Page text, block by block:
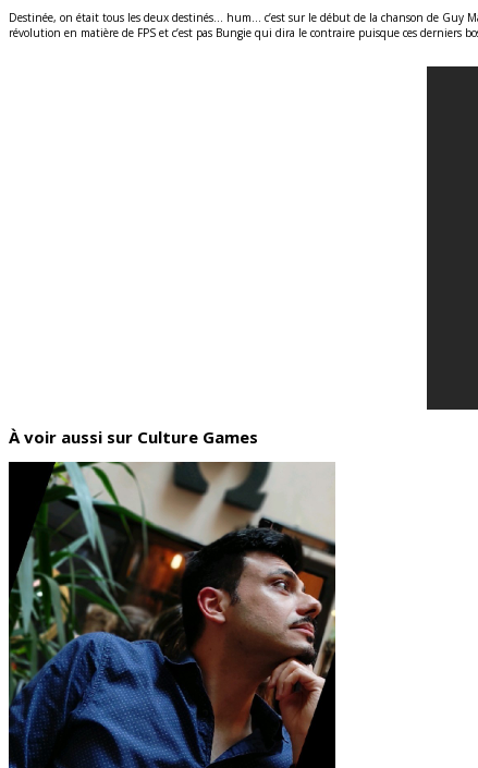
Destinée, on était tous les deux destinés… hum… c’est sur le début de la chanson de Guy
révolution en matière de FPS et c’est pas Bungie qui dira le contraire puisque ces derniers
À voir aussi sur Culture Games